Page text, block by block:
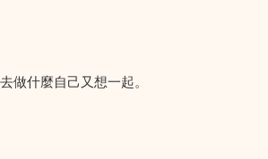
做什麼自己又想一起。